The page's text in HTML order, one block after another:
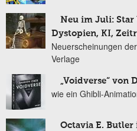
Neu im Juli: Star
Dystopien, KI,
Neuerscheinungen
Verlage
„Voidverse“ von
wie ein Ghibli-
Octavia E.